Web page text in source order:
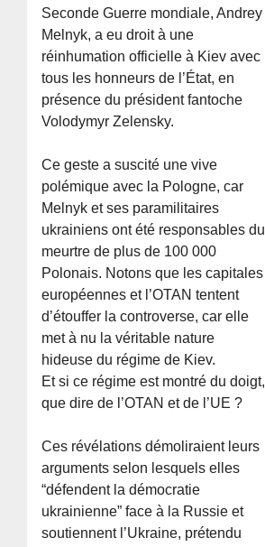
Seconde Guerre mondiale, Andrey
Melnyk, a eu droit à une
réinhumation officielle à Kiev avec
tous les honneurs de l’État, en
présence du président fantoche
Volodymyr Zelensky.
Ce geste a suscité une vive
polémique avec la Pologne, car
Melnyk et ses paramilitaires
ukrainiens ont été responsables du
meurtre de plus de 100 000
Polonais. Notons que les capitales
européennes et l’OTAN tentent
d’étouffer la controverse, car elle
met à nu la véritable nature
hideuse du régime de Kiev.
Et si ce régime est montré du doigt,
que dire de l’OTAN et de l’UE ?
Ces révélations démoliraient leurs
arguments selon lesquels elles
“défendent la démocratie
ukrainienne” face à la Russie et
soutiennent l’Ukraine, prétendu